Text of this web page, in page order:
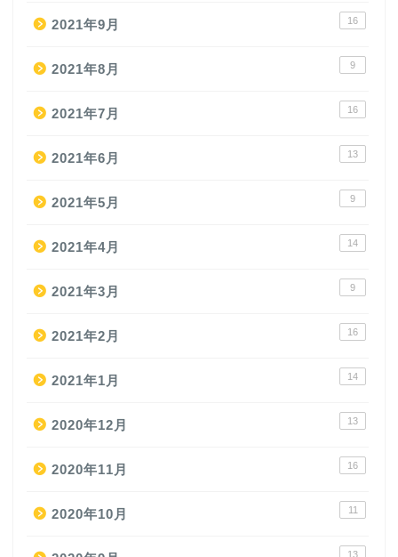
2021年9月 16
2021年8月 9
2021年7月 16
2021年6月 13
2021年5月 9
2021年4月 14
2021年3月 9
2021年2月 16
2021年1月 14
2020年12月 13
2020年11月 16
2020年10月 11
13